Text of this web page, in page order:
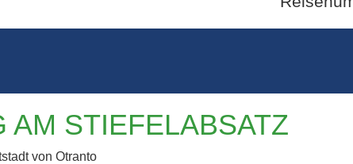
–
STIEFELABSATZ
von Otranto